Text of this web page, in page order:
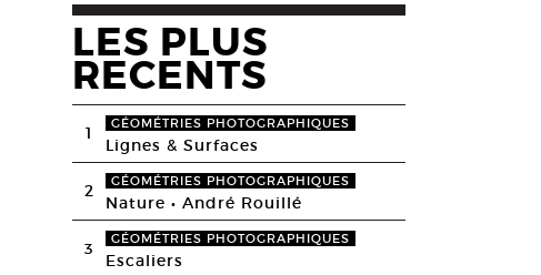
LES PLUS
RECENTS
1 GÉOMÉTRIES PHOTOGRAPHIQUES
Lignes & Surfaces
2 GÉOMÉTRIES PHOTOGRAPHIQUES
Nature • André Rouillé
3 GÉOMÉTRIES PHOTOGRAPHIQUES
Escaliers